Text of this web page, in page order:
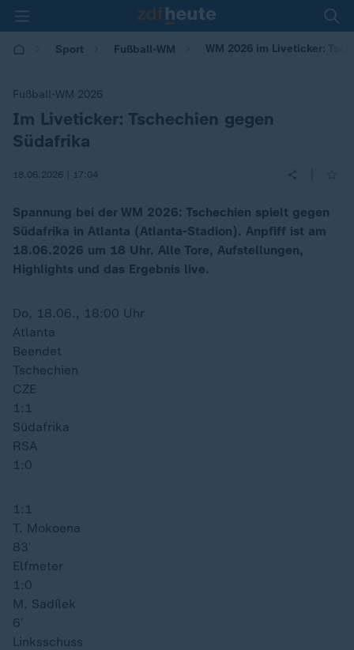
Sport Fußball-WM WM 2026 im Liveticker:
Fußball-WM 2026
:
Im Liveticker: Tschechien gegen
Südafrika
18.06.2026 | 17:04
Spannung bei der WM 2026: Tschechien spielt gegen
Südafrika in Atlanta (Atlanta-Stadion). Anpfiff ist am
18.06.2026 um 18 Uhr. Alle Tore, Aufstellungen,
Highlights und das Ergebnis live.
Do, 18.06., 18:00 Uhr
Atlanta
Beendet
Tschechien
CZE
1:1
Südafrika
RSA
1:0
1:1
T. Mokoena
83′
Elfmeter
1:0
M. Sadílek
6′
Linksschuss